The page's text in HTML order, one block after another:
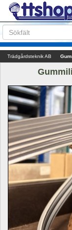
Trädgårdsteknik AB